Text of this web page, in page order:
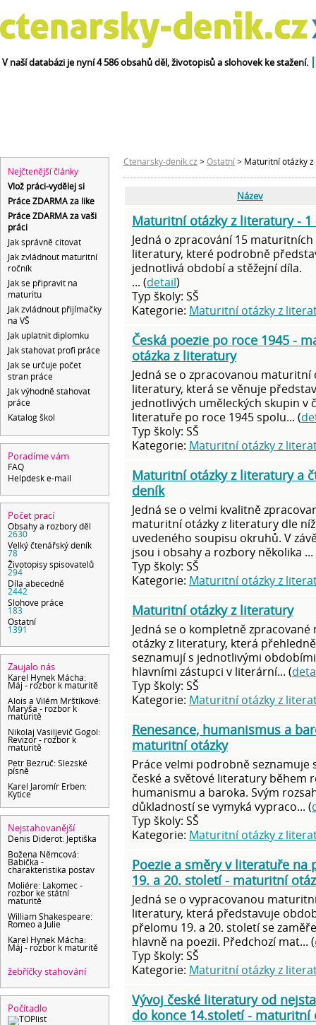
V naší databázi je nyní 4 586 obsahů děl, životopisů a slohovek ke stažení.
Nejčtenější články
Vlož práci-vydělej si
Práce ZDARMA za like
Práce ZDARMA za vaši
práci
Jak správně citovat
Jak zvládnout maturitní
ročník
Jak se připravit na
maturitu
Jak zvládnout přijímačky
na VŠ
Jak uplatnit diplomku
Jak stahovat profi práce
Jak se určuje počet
stran práce
Jak výhodně stahovat
práce
Katalog škol
Poradíme vám
FAQ
Helpdesk e-mail
Počet prací
Obsahy a rozbory děl
2630
Velký čtenářský deník
78
Životopisy spisovatelů
294
Díla abecedně
2442
Slohove práce
183
Ostatní
1391
Zaujalo nás
Karel Hynek Mácha:
Máj - rozbor k maturitě
Alois a Vilém Mrštíkové:
Maryša - rozbor k
maturitě
Nikolaj Vasiljevič Gogol:
Revizor - rozbor k
maturitě
Petr Bezruč: Slezské
písně
Karel Jaromír Erben:
Kytice
Nejstahovanější
Denis Diderot: Jeptiška
Božena Němcová:
Babička -
charakteristika postav
Moliére: Lakomec -
rozbor ke státní
maturitě
William Shakespeare:
Romeo a Julie
Karel Hynek Mácha:
Máj - rozbor k maturitě
žebříčky stahování
Počítadlo
Ctenarsky-denik.cz > Ostatní > Maturitní otázky
Název
Maturitní otázky z literatury - 1
Jedná o zpracování 15 maturitních
literatury, které podrobně
jednotlivá období a stěžejní díla.
... (detail)
Typ školy: SŠ
Kategorie: Maturitní otázky z
Česká poezie po roce 1945 -
otázka z literatury
Jedná se o zpracovanou maturitní
literatury, která se věnuje
jednotlivých uměleckých skupin v
literatuře po roce 1945 spolu... (
Typ školy: SŠ
Kategorie: Maturitní otázky z
Maturitní otázky z literatury a
deník
Jedná se o velmi kvalitně
maturitní otázky z literatury dle
uvedeného soupisu okruhů. V
jsou i obsahy a rozbory několika ...
Typ školy: SŠ
Kategorie: Maturitní otázky z
Maturitní otázky z literatury
Jedná se o kompletně
otázky z literatury, která přehledně
seznamují s jednotlivými
hlavními zástupci v literární... (
Typ školy: SŠ
Kategorie: Maturitní otázky z
Renesance, humanismus a
maturitní otázky
Práce velmi podrobně seznamuje
české a světové literatury během
humanismu a baroka. Svým
důkladností se vymyká vypraco... (
Typ školy: SŠ
Kategorie: Maturitní otázky z
Poezie a směry v literatuře na
19. a 20. století - maturitní
Jedná se o vypracovanou
literatury, která představuje
přelomu 19. a 20. století se
hlavně na poezii. Předchozí mat... (
Typ školy: SŠ
Kategorie: Maturitní otázky z
Vývoj české literatury od
do konce 14.století - maturitní